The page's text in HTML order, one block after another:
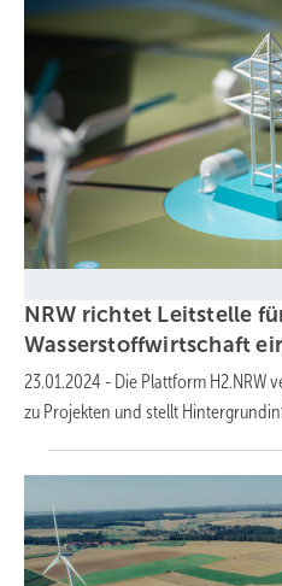
NRW richtet Leitstelle
Wasserstoffwirtschaft
23.01.2024 - Die Plattform H2.NRW
zu Projekten und stellt